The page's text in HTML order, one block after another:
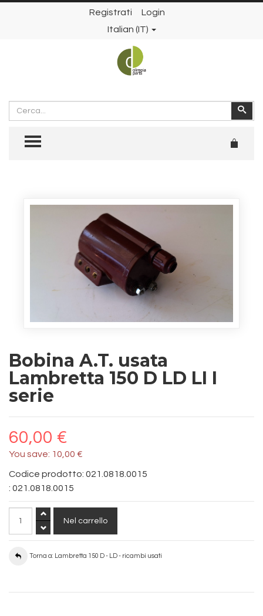
Registrati
Login
Italian (IT)
Cerca
TOGGLE MENU
Bobina A.T. usata
Lambretta 150 D LD LI I
serie
60,00 €
You save: 10,00 €
Codice prodotto: 021.0818.0015
: 021.0818.0015
Torna a: Lambretta 150 D - LD - ricambi usati